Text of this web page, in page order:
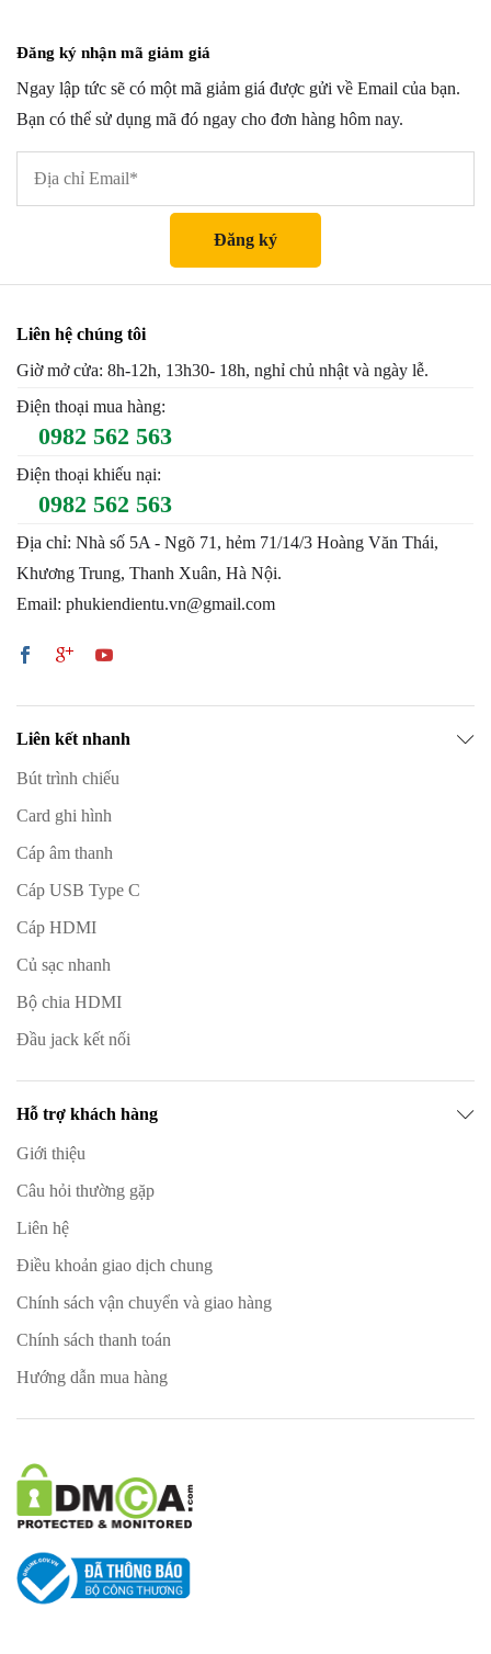
Đăng ký nhận mã giảm giá
Ngay lập tức sẽ có một mã giảm giá được gửi về Email của bạn.
Bạn có thể sử dụng mã đó ngay cho đơn hàng hôm nay.
Liên hệ chúng tôi
Giờ mở cửa: 8h-12h, 13h30- 18h, nghỉ chủ nhật và ngày lễ.
Điện thoại mua hàng:
0982 562 563
Điện thoại khiếu nại:
0982 562 563
Địa chỉ: Nhà số 5A - Ngõ 71, hẻm 71/14/3 Hoàng Văn Thái,
Khương Trung, Thanh Xuân, Hà Nội.
Email: phukiendientu.vn@gmail.com
Liên kết nhanh
Bút trình chiếu
Card ghi hình
Cáp âm thanh
Cáp USB Type C
Cáp HDMI
Củ sạc nhanh
Bộ chia HDMI
Đầu jack kết nối
Hỗ trợ khách hàng
Giới thiệu
Câu hỏi thường gặp
Liên hệ
Điều khoản giao dịch chung
Chính sách vận chuyển và giao hàng
Chính sách thanh toán
Hướng dẫn mua hàng